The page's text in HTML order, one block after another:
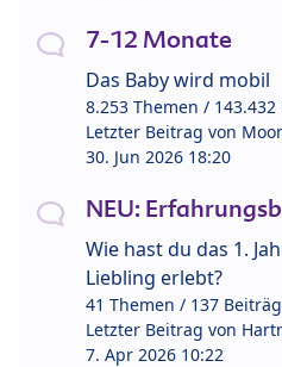
7-12 Monate
Das Baby wird mobil
8.253 Themen /
Letzter Beitrag von
30. Jun 2026 18:20
NEU:
Wie hast du das 1.
Liebling erlebt?
41 Themen / 137
Letzter Beitrag von
7. Apr 2026 10:22